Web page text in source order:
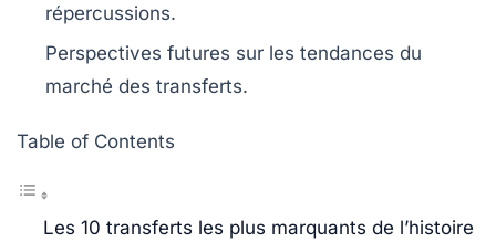
répercussions.
Perspectives futures sur les tendances du
marché des transferts.
Table of Contents
Les 10 transferts les plus marquants de l’histoire